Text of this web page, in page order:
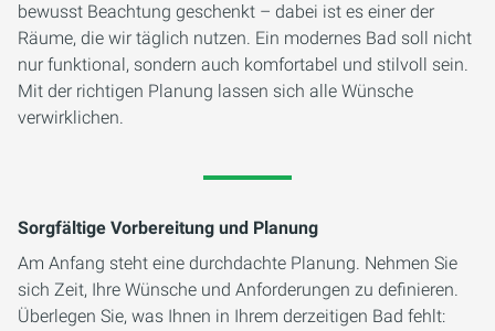
bewusst Beachtung geschenkt – dabei ist es einer der
Räume, die wir täglich nutzen. Ein modernes Bad soll nicht
nur funktional, sondern auch komfortabel und stilvoll sein.
Mit der richtigen Planung lassen sich alle Wünsche
verwirklichen.
Sorgfältige Vorbereitung und Planung
Am Anfang steht eine durchdachte Planung. Nehmen Sie
sich Zeit, Ihre Wünsche und Anforderungen zu definieren.
Überlegen Sie, was Ihnen in Ihrem derzeitigen Bad fehlt: